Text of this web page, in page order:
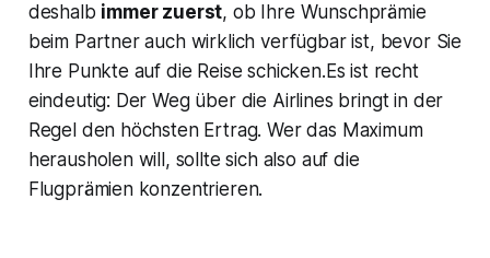
deshalb immer zuerst, ob Ihre Wunschprämie
beim Partner auch wirklich verfügbar ist, bevor Sie
Ihre Punkte auf die Reise schicken.Es ist recht
eindeutig: Der Weg über die Airlines bringt in der
Regel den höchsten Ertrag. Wer das Maximum
herausholen will, sollte sich also auf die
Flugprämien konzentrieren.